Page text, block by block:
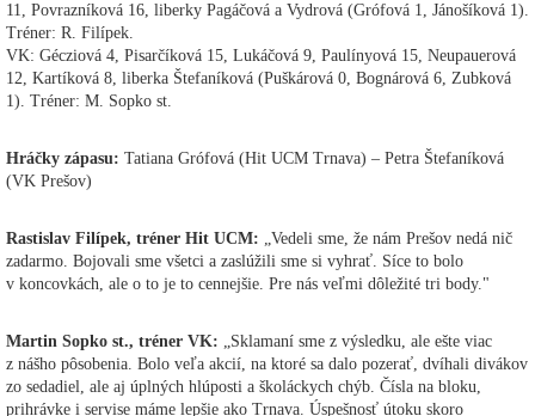
11, Povrazníková 16, liberky Pagáčová a Vydrová (Grófová 1, Jánošíková 1).
Tréner: R. Filípek.
VK: Gécziová 4, Pisarčíková 15, Lukáčová 9, Paulínyová 15, Neupauerová
12, Kartíková 8, liberka Štefaníková (Puškárová 0, Bognárová 6, Zubková
1). Tréner: M. Sopko st.
Hráčky zápasu: Tatiana Grófová (Hit UCM Trnava) – Petra Štefaníková
(VK Prešov)
Rastislav Filípek, tréner Hit UCM: „Vedeli sme, že nám Prešov nedá nič
zadarmo. Bojovali sme všetci a zaslúžili sme si vyhrať. Síce to bolo
v koncovkách, ale o to je to cennejšie. Pre nás veľmi dôležité tri body."
Martin Sopko st., tréner VK: „Sklamaní sme z výsledku, ale ešte viac
z nášho pôsobenia. Bolo veľa akcií, na ktoré sa dalo pozerať, dvíhali divákov
zo sedadiel, ale aj úplných hlúposti a školáckych chýb. Čísla na bloku,
prihrávke i servise máme lepšie ako Trnava. Úspešnosť útoku skoro